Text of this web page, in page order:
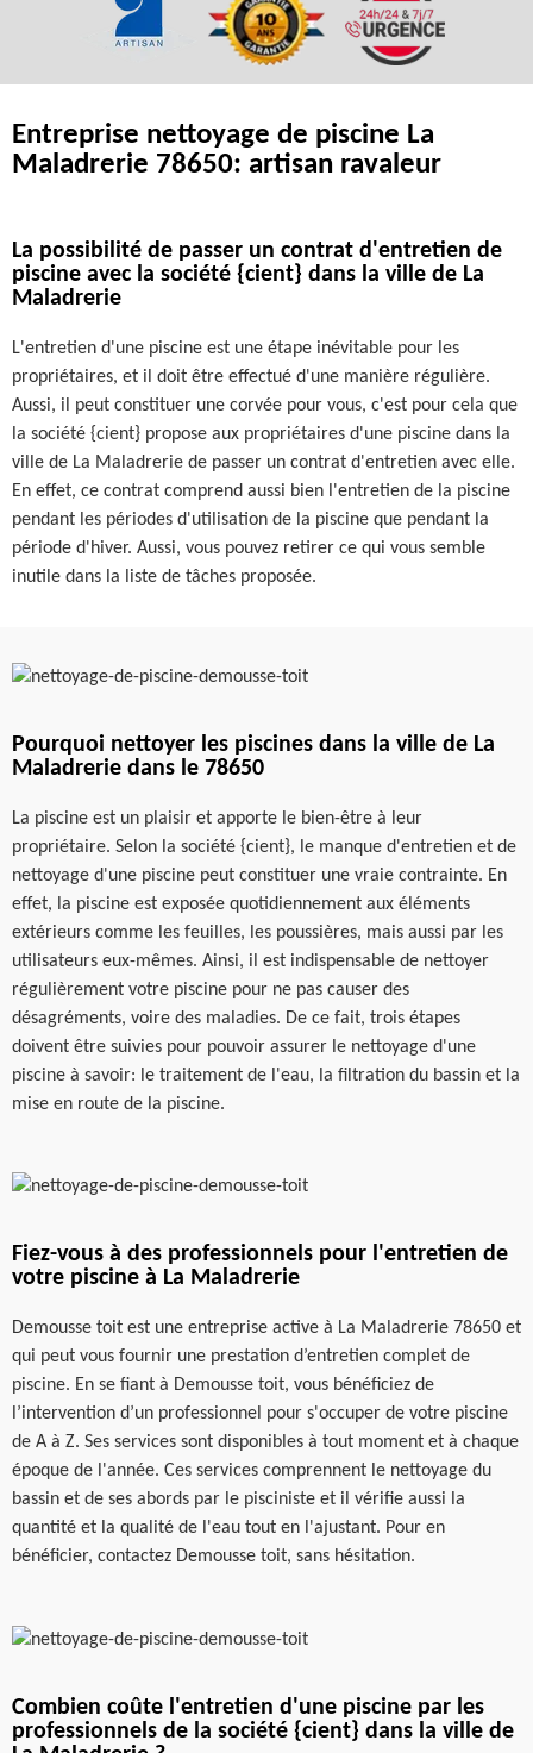
Entreprise nettoyage de piscine La
Maladrerie 78650: artisan ravaleur
La possibilité de passer un contrat d'entretien de
piscine avec la société {cient} dans la ville de La
Maladrerie
L'entretien d'une piscine est une étape inévitable pour les
propriétaires, et il doit être effectué d'une manière régulière.
Aussi, il peut constituer une corvée pour vous, c'est pour cela que
la société {cient} propose aux propriétaires d'une piscine dans la
ville de La Maladrerie de passer un contrat d'entretien avec elle.
En effet, ce contrat comprend aussi bien l'entretien de la piscine
pendant les périodes d'utilisation de la piscine que pendant la
période d'hiver. Aussi, vous pouvez retirer ce qui vous semble
inutile dans la liste de tâches proposée.
Pourquoi nettoyer les piscines dans la ville de La
Maladrerie dans le 78650
La piscine est un plaisir et apporte le bien-être à leur
propriétaire. Selon la société {cient}, le manque d'entretien et de
nettoyage d'une piscine peut constituer une vraie contrainte. En
effet, la piscine est exposée quotidiennement aux éléments
extérieurs comme les feuilles, les poussières, mais aussi par les
utilisateurs eux-mêmes. Ainsi, il est indispensable de nettoyer
régulièrement votre piscine pour ne pas causer des
désagréments, voire des maladies. De ce fait, trois étapes
doivent être suivies pour pouvoir assurer le nettoyage d'une
piscine à savoir: le traitement de l'eau, la filtration du bassin et la
mise en route de la piscine.
Fiez-vous à des professionnels pour l'entretien de
votre piscine à La Maladrerie
Demousse toit est une entreprise active à La Maladrerie 78650 et
qui peut vous fournir une prestation d’entretien complet de
piscine. En se fiant à Demousse toit, vous bénéficiez de
l’intervention d’un professionnel pour s'occuper de votre piscine
de A à Z. Ses services sont disponibles à tout moment et à chaque
époque de l'année. Ces services comprennent le nettoyage du
bassin et de ses abords par le pisciniste et il vérifie aussi la
quantité et la qualité de l'eau tout en l'ajustant. Pour en
bénéficier, contactez Demousse toit, sans hésitation.
Combien coûte l'entretien d'une piscine par les
professionnels de la société {cient} dans la ville de